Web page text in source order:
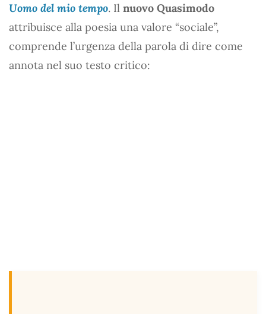
Uomo del mio tempo. Il nuovo Quasimodo
attribuisce alla poesia una valore “sociale”,
comprende l’urgenza della parola di dire come
annota nel suo testo critico: